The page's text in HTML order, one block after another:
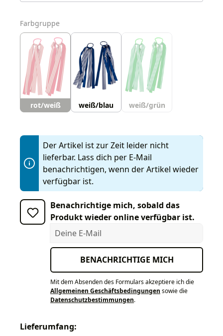
Farbgruppe
rot/weiß weiß/blau weiß/grün
Der Artikel ist zur Zeit leider nicht
lieferbar. Lass dich per E-Mail
benachrichtigen, wenn der Artikel wieder
verfügbar ist.
Benachrichtige mich, sobald das
Produkt wieder online verfügbar ist.
Deine E-Mail
BENACHRICHTIGE MICH
Mit dem Absenden des Formulars akzeptiere ich die
Allgemeinen Geschäftsbedingungen sowie die
Datenschutzbestimmungen.
Lieferumfang: